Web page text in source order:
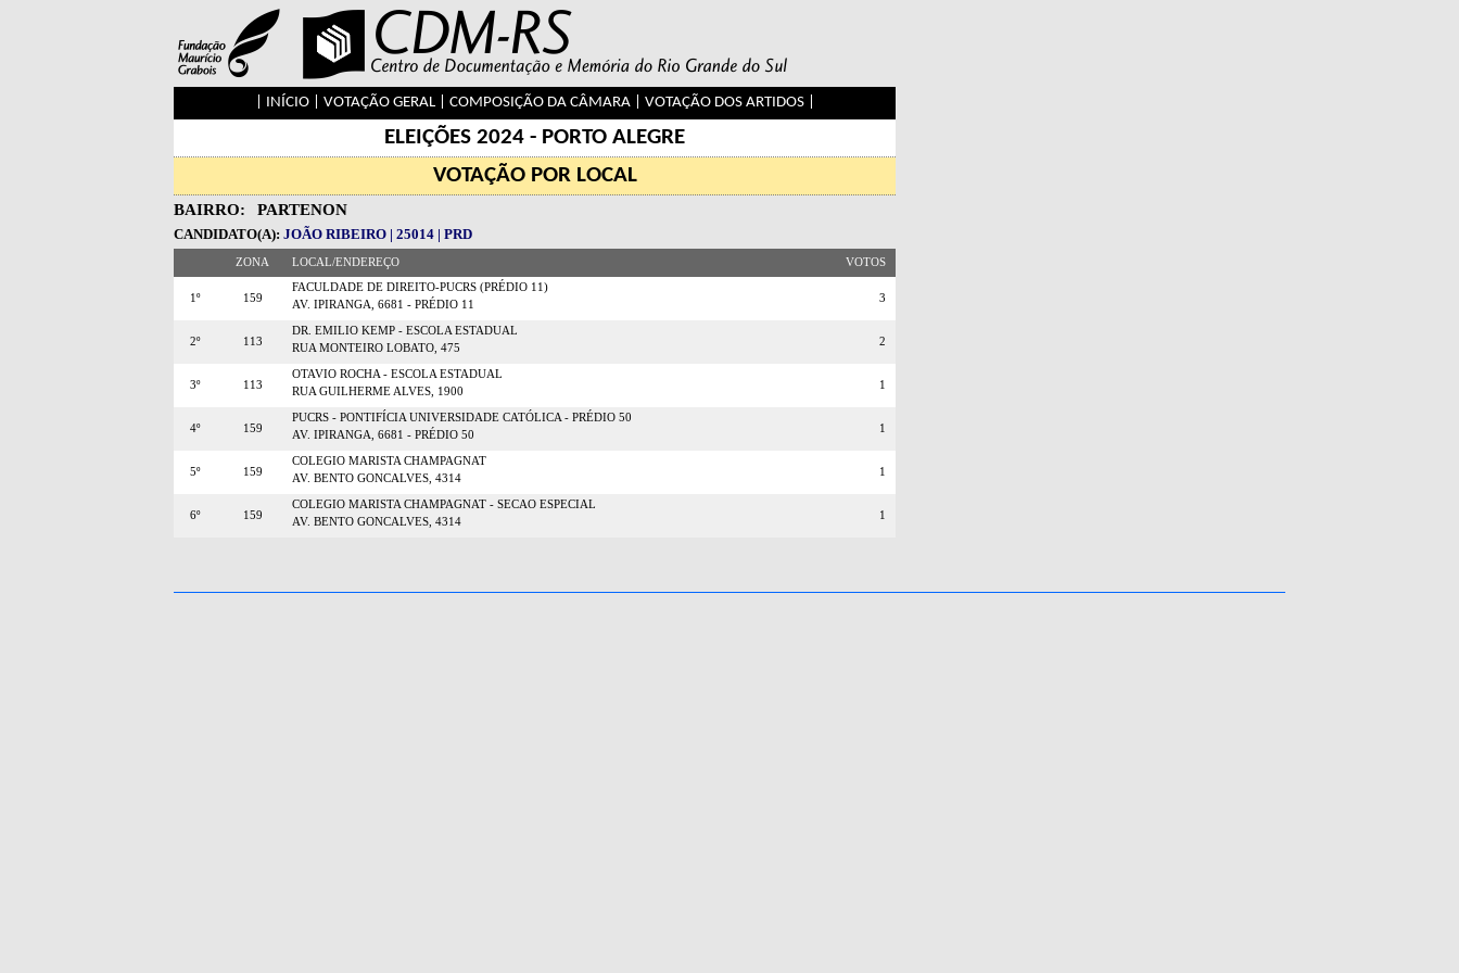
INÍCIO| VOTAÇÃO GERAL| COMPOSIÇÃO DA CÂMARA| VOTAÇÃO DOS ARTIDOS|
ELEIÇÕES 2024 - PORTO ALEGRE
VOTAÇÃO POR LOCAL
BAIRRO: PARTENON
CANDIDATO(A): JOÃO RIBEIRO | 25014 | PRD
ZONA LOCAL/ENDEREÇO VOTOS
1º 159
FACULDADE DE DIREITO-PUCRS (PRÉDIO 11)
3
AV. IPIRANGA, 6681 - PRÉDIO 11
2º 113
DR. EMILIO KEMP - ESCOLA ESTADUAL
2
RUA MONTEIRO LOBATO, 475
3º 113
OTAVIO ROCHA - ESCOLA ESTADUAL
1
RUA GUILHERME ALVES, 1900
4º 159
PUCRS - PONTIFÍCIA UNIVERSIDADE CATÓLICA - PRÉDIO 50
1
AV. IPIRANGA, 6681 - PRÉDIO 50
5º 159
COLEGIO MARISTA CHAMPAGNAT
1
AV. BENTO GONCALVES, 4314
6º 159
COLEGIO MARISTA CHAMPAGNAT - SECAO ESPECIAL
1
AV. BENTO GONCALVES, 4314